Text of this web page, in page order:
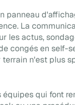
panneau
La
les actus,
congés en self-
n'est plus
qui font